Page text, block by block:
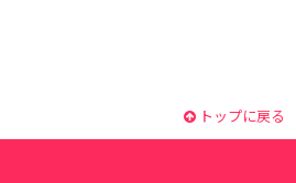
トップに戻る